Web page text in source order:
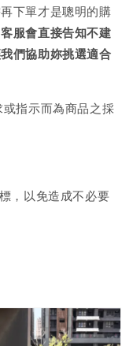
下單才是聰明的購
服會直接告知不建
們協助妳挑選適合
或指示而為商品之採
，以免造成不必要